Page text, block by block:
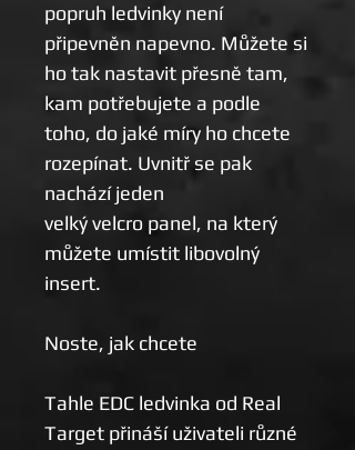
popruh ledvinky není
připevněn napevno. Můžete si
ho tak nastavit přesně tam,
kam potřebujete a podle
toho, do jaké míry ho chcete
rozepínat. Uvnitř se pak
nachází jeden
velký velcro panel, na který
můžete umístit libovolný
insert.
Noste, jak chcete
Tahle EDC ledvinka od Real
Target přináší uživateli různé